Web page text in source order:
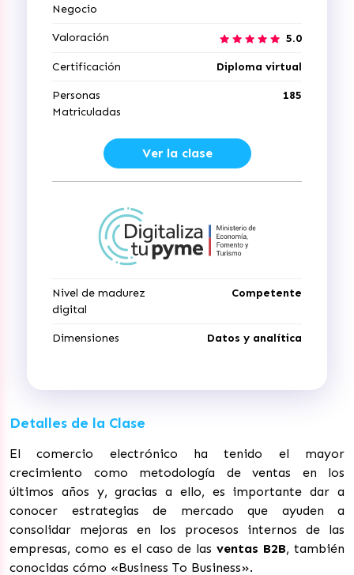
Negocio
Valoración 5.0
Certificación Diploma virtual
Personas
Matriculadas
185
Ver la clase
Nivel de madurez
digital
Competente
Dimensiones Datos y analítica
Detalles de la Clase
El comercio electrónico ha tenido el mayor
crecimiento como metodología de ventas en los
últimos años y, gracias a ello, es importante dar a
conocer estrategias de mercado que ayuden a
consolidar mejoras en los procesos internos de las
empresas, como es el caso de lasventas B2B, también
conocidas cómo «Business To Business».